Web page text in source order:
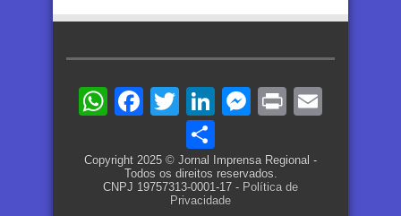
WhatsApp
Facebook
TwitterLinkedIn
Messenger
Print
Copyright 2025 © Jornal Imprensa Regional -
Todos os direitos reservados.
CNPJ 19757313-0001-17 - Política de
Privacidade